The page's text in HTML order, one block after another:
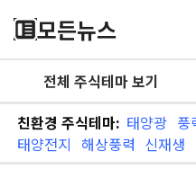
모든뉴스
전체 주식테마 보기
친환경 주식테마: 태양광 풍
태양전지 해상풍력 신재생